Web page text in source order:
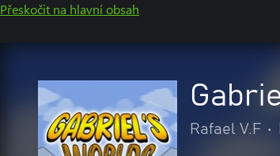
Přeskočit na hlavní obsah
Rafael V.F •